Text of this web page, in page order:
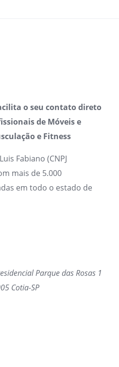
o seu contato direto
de Móveis e
e Fitness
Fabiano (CNPJ
mais de 5.000
em todo o estado de
Parque das Rosas 1
Cotia-SP